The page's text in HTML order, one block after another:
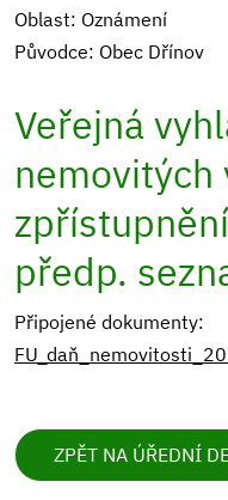
Oblast: Oznámení
Původce: Obec Dřínov
Veřejná
předp.
Připojené dokumenty:
ZPĚT NA ÚŘEDNÍ